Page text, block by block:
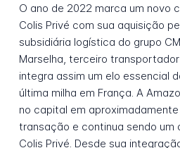
O ano de 2022 marca um novo
Colis Privé com sua aquisição
subsidiária logística do grupo
Marselha, terceiro transportador
integra assim um elo essencial
última milha em França. A
no capital em
transação e continua sendo um
Colis Privé. Desde sua